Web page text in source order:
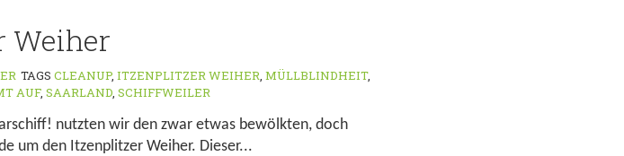
Weiher
TAGS CLEANUP, ITZENPLITZER WEIHER, MÜLLBLINDHEIT,
AUF, SAARLAND, SCHIFFWEILER
nutzten wir den zwar etwas bewölkten, doch
um den Itzenplitzer Weiher. Dieser...